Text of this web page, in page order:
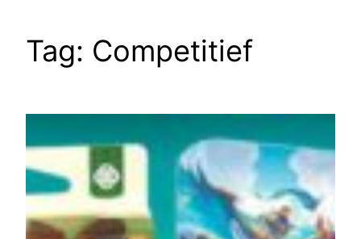
Tag: Competitief